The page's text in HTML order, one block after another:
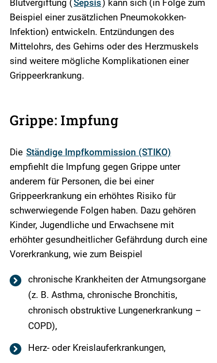
Blutvergiftung (Sepsis ) kann sich (in Folge zum
Beispiel einer zusätzlichen Pneumokokken-
Infektion) entwickeln. Entzündungen des
Mittelohrs, des Gehirns oder des Herzmuskels
sind weitere mögliche Komplikationen einer
Grippeerkrankung.
Grippe: Impfung
Die Ständige Impfkommission (STIKO)
empfiehlt die Impfung gegen Grippe unter
anderem für Personen, die bei einer
Grippeerkrankung ein erhöhtes Risiko für
schwerwiegende Folgen haben. Dazu gehören
Kinder, Jugendliche und Erwachsene mit
erhöhter gesundheitlicher Gefährdung durch eine
Vorerkrankung, wie zum Beispiel
chronische Krankheiten der Atmungsorgane
(z. B. Asthma, chronische Bronchitis,
chronisch obstruktive Lungenerkrankung –
COPD),
Herz- oder Kreislauferkrankungen,